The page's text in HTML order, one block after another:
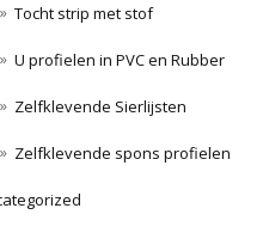
Tocht strip met stof
U profielen in PVC en Rubber
Zelfklevende Sierlijsten
Zelfklevende spons profielen